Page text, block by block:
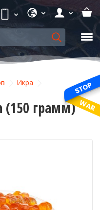
Икра
(150 грамм)